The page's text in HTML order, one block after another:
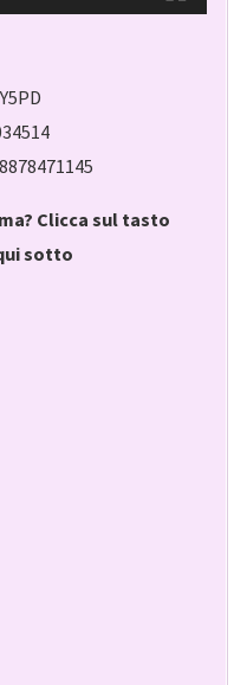
Clicca sul tasto
sotto